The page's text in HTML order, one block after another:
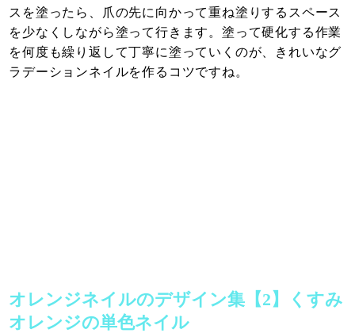
スを塗ったら、爪の先に向かって重ね塗りするスペース
を少なくしながら塗って行きます。塗って硬化する作業
を何度も繰り返して丁寧に塗っていくのが、きれいなグ
ラデーションネイルを作るコツですね。
オレンジネイルのデザイン集【2】くすみ
オレンジの単色ネイル